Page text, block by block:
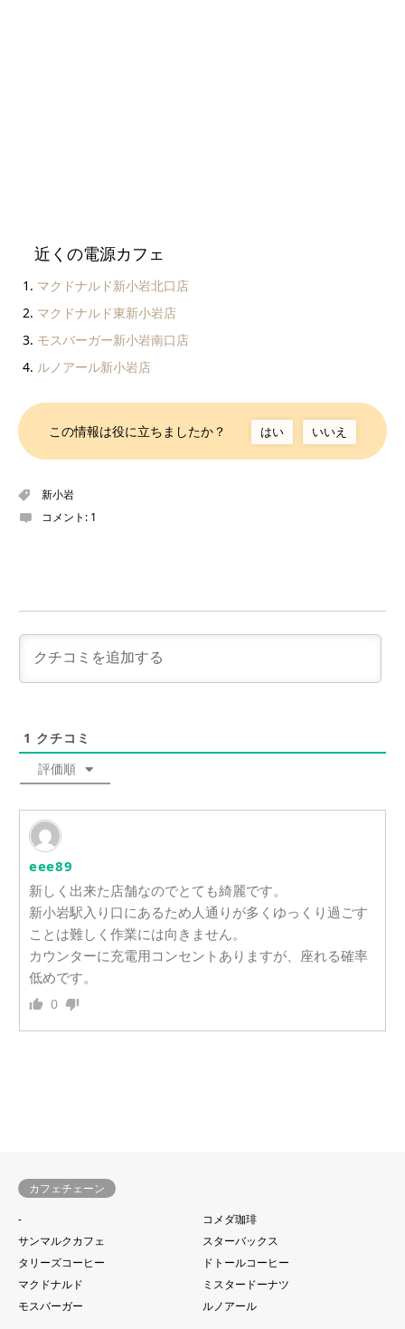
近くの電源カフェ
マクドナルド新小岩北口店
マクドナルド東新小岩店
モスバーガー新小岩南口店
ルノアール新小岩店
この情報は役に立ちましたか？ はい いいえ
新小岩
コメント: 1
1 クチコミ
評価順
eee89
新しく出来た店舗なのでとても綺麗です。
新小岩駅入り口にあるため人通りが多くゆっくり過ごす
ことは難しく作業には向きません。
カウンターに充電用コンセントありますが、座れる確率
低めです。
0
カフェチェーン
-
コメダ珈琲
サンマルクカフェ
スターバックス
タリーズコーヒー
ドトールコーヒー
マクドナルド
ミスタードーナツ
モスバーガー
ルノアール